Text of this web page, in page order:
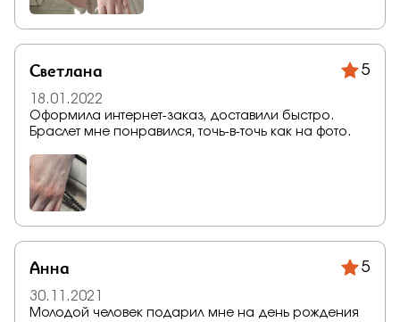
Светлана 5
18.01.2022
Оформила интернет-заказ, доставили быстро.
Браслет мне понравился, точь-в-точь как на фото.
Анна 5
30.11.2021
Молодой человек подарил мне на день рождения